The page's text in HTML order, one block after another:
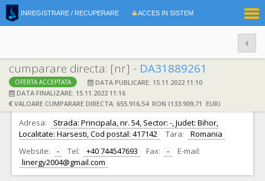
INREGISTRARE / RECUPERARE ACCES IN SISTEM
cumparare directa: [nr] - DA31889261
OFERTA ACCEPTATA
DATA PUBLICARE: 15.11.2022 11:10
DATA FINALIZARE: 15.11.2022 11:16
VALOARE CUMPARARE DIRECTA: 655.916,54 RON (133.909,71 EUR)
DATE IDENTIFICARE OFERTANT
Ofertant: S.C. LINERGY SRL S.R.L. CIF: 16766390
Adresa:
Strada: Principala, nr. 54, Sector: -, Judet: Bihor,
Localitate: Harsesti, Cod postal: 417142
Tara:
Romania
Website:
- Tel: +40 744547693 Fax: -
E-mail:
linergy2004@gmail.com